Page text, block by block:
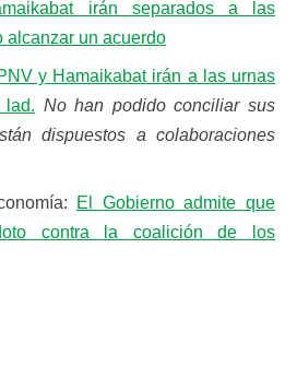
irán separados a las
alcanzar un acuerdo
y Hamaikabat irán a las urnas
No han podido conciliar sus
dispuestos a colaboraciones
El Gobierno admite que
contra la coalición de los